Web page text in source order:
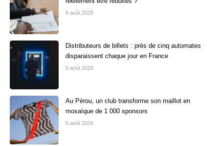
6 août 2026
Distributeurs de billets : près de cinq automates
disparaissent chaque jour en France
5 août 2026
Au Pérou, un club transforme son maillot en
mosaïque de 1 000 sponsors
5 août 2026